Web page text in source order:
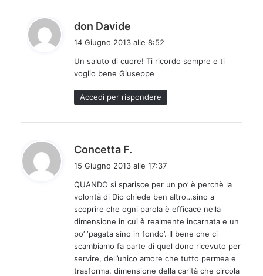
don Davide
e
t
t
o
14 Giugno 2013 alle 8:52
Un saluto di cuore! Ti ricordo sempre e ti
voglio bene Giuseppe
Accedi per rispondere
Concetta F.
e
t
t
15 Giugno 2013 alle 17:37
QUANDO si sparisce per un po’ è perchè la
volontà di Dio chiede ben altro…sino a
scoprire che ogni parola è efficace nella
dimensione in cui è realmente incarnata e un
po’ ‘pagata sino in fondo’. Il bene che ci
scambiamo fa parte di quel dono ricevuto per
servire, dell’unico amore che tutto permea e
trasforma, dimensione della carità che circola